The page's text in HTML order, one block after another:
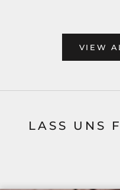
VIEW
LASS UNS